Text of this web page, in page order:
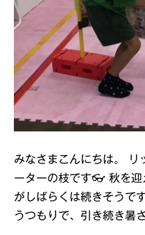
みなさまこんにちは。 リ
ーターの枝です👓 秋を
がしばらくは続きそうで
うつもりで、引き続き暑